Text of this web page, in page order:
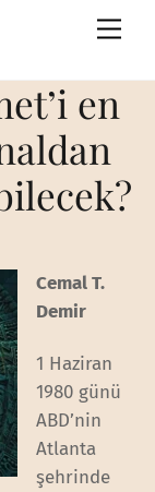
en
Cemal T.
Demir
1 Haziran
1980 günü
ABD’nin
Atlanta
şehrinde